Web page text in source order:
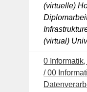
(virtuelle)
(virtual)
0
/ 00